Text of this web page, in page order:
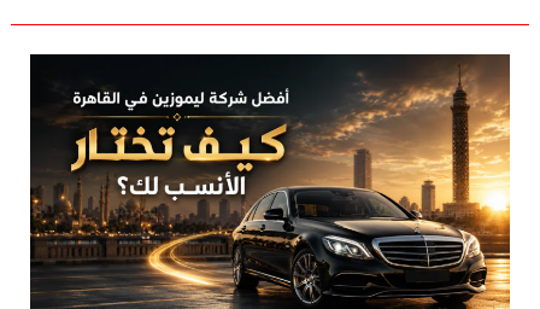
أفضل
شركة
ليموزين
في
القاهرة
—
كيف
تختار